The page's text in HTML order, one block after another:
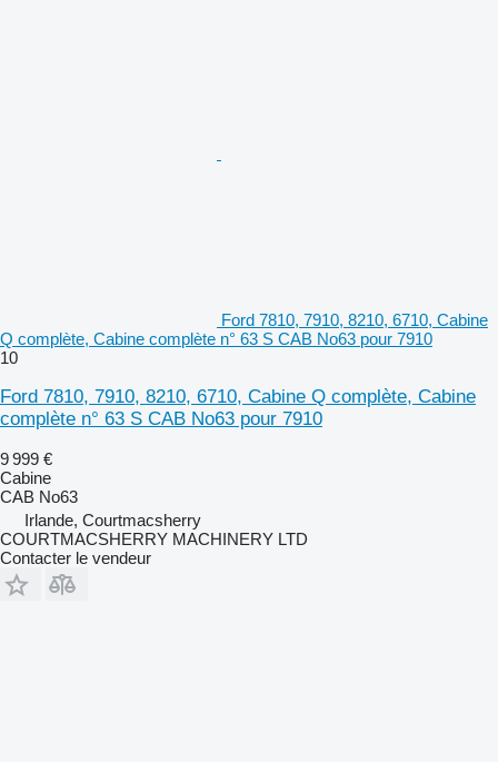
Ford 7810, 7910, 8210, 6710, Cabine
Q complète, Cabine complète n° 63 S CAB No63 pour 7910
10
Ford 7810, 7910, 8210, 6710, Cabine Q complète, Cabine
complète n° 63 S CAB No63 pour 7910
9 999 €
Cabine
CAB No63
Irlande, Courtmacsherry
COURTMACSHERRY MACHINERY LTD
Contacter le vendeur